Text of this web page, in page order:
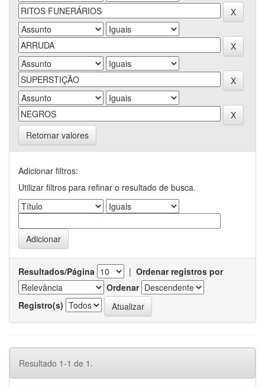
Retornar valores
Adicionar filtros:
Utilizar filtros para refinar o resultado de busca.
Resultados/Página | Ordenar registros por
Ordenar
Registro(s)
Resultado 1-1 de 1.